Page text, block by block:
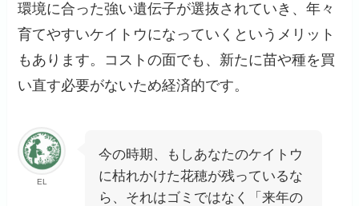
環境に合った強い遺伝子が選抜されていき、年々
育てやすいケイトウになっていくというメリット
もあります。コストの面でも、新たに苗や種を買
い直す必要がないため経済的です。
EL
今の時期、もしあなたのケイトウ
に枯れかけた花穂が残っているな
ら、それはゴミではなく「来年の